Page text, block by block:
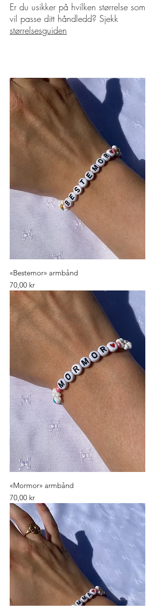
Er du usikker på hvilken størrelse som
vil passe ditt håndledd? Sjekk
størrelsesguiden
«Bestemor» armbånd
Pris
70,00 kr
«Mormor» armbånd
Pris
70,00 kr